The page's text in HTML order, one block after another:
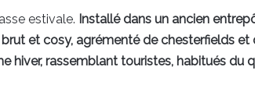
estivale. Installé dans un ancien
et cosy, agrémenté de chesterfields et
hiver, rassemblant touristes, habitués du